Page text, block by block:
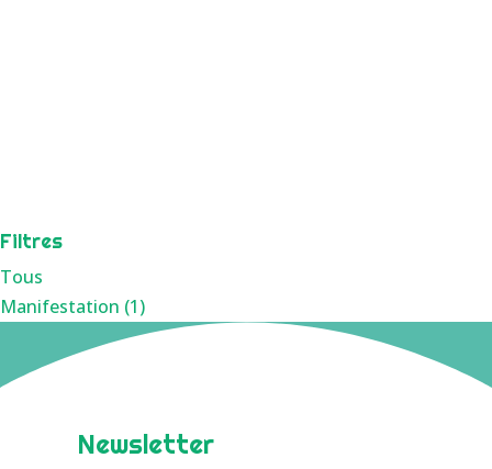
Filtres
Tous
Manifestation (1)
Newsletter